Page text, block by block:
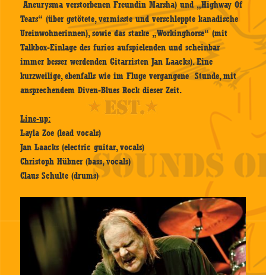
Aneurysma verstorbenen Freundin Marsha) und „Highway Of
Tears“ (über getötete, vermisste und verschleppte kanadische
Ureinwohnerinnen), sowie das starke „Workinghorse“ (mit
Talkbox-Einlage des furios aufspielenden und scheinbar
immer besser werdenden Gitarristen Jan Laacks). Eine
kurzweilige, ebenfalls wie im Fluge vergangene Stunde, mit
ansprechendem Diven-Blues Rock dieser Zeit.
Line-up:
Layla Zoe (lead vocals)
Jan Laacks (electric guitar, vocals)
Christoph Hübner (bass, vocals)
Claus Schulte (drums)